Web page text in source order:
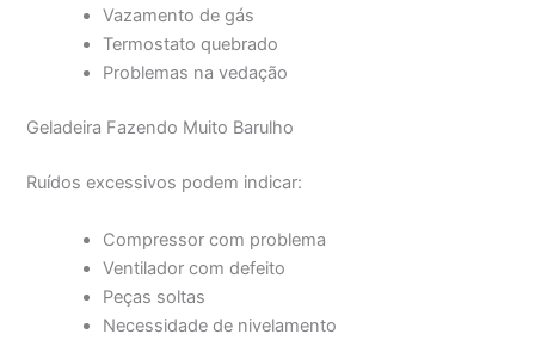
Vazamento de gás
Termostato quebrado
Problemas na vedação
Geladeira Fazendo Muito Barulho
Ruídos excessivos podem indicar:
Compressor com problema
Ventilador com defeito
Peças soltas
Necessidade de nivelamento